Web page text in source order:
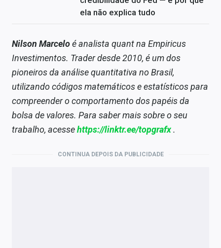
ela não explica tudo
Nilson Marceloé analista quant na Empiricus
Investimentos. Trader desde 2010, é um dos
pioneiros da análise quantitativa no Brasil,
utilizando códigos matemáticos e estatísticos para
compreender o comportamento dos papéis da
bolsa de valores. Para saber mais sobre o seu
trabalho, acessehttps://linktr.ee/topgrafx.
CONTINUA DEPOIS DA PUBLICIDADE